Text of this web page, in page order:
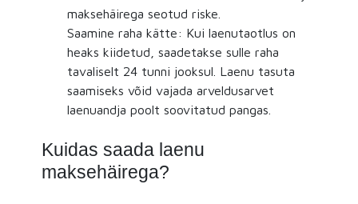
maksehäirega seotud riske.
Saamine raha kätte: Kui laenutaotlus on
heaks kiidetud, saadetakse sulle raha
tavaliselt 24 tunni jooksul. Laenu tasuta
saamiseks võid vajada arveldusarvet
laenuandja poolt soovitatud pangas.
Kuidas saada laenu
maksehäirega?